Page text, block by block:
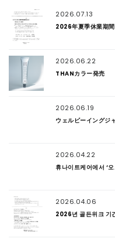
2026.07.13
2026年夏季休業期
2026.06.22
THANカラー発売
2026.06.19
ウェルビーイングジ
2026.04.22
휴나이트케어에서 ‘
2026.04.06
2026년 골든위크 기